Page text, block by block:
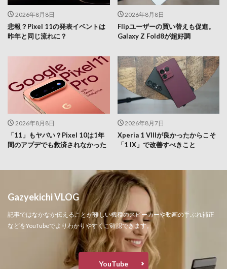
2026年8月8日
悲報？Pixel 11の発表イベントは
昨年と同じ流れに？
2026年8月8日
Flipユーザーの買い替えも促進。
Galaxy Z Fold8が超好調
2026年8月8日
「11」もヤバい？Pixel 10は1年
間のアプデでも救済されなかった
2026年8月7日
Xperia 1 VIIIが良かったからこそ
「1 IX」で改善すべきこと
Gazyekichi VLOG
記事ではなかなか伝えることが難しい機種のスピーカーや動画の手ぶれ補正
などをYouTubeでよりわかりやすくご確認できます。
YouTube